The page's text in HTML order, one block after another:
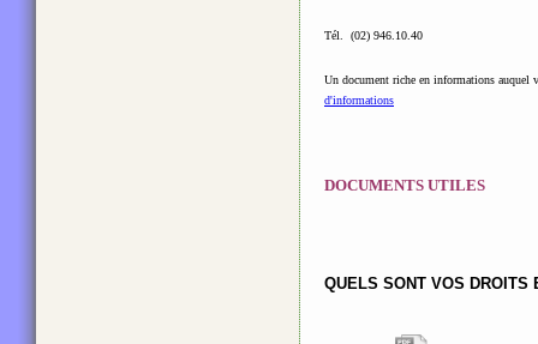
Tél. (02) 946.10.40
Un document riche en informations auquel
d'informations
DOCUMENTS UTILES
QUELS SONT VOS DROITS